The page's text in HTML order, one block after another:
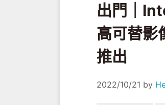
出門｜
高可替影
推出
2022/10/21 by